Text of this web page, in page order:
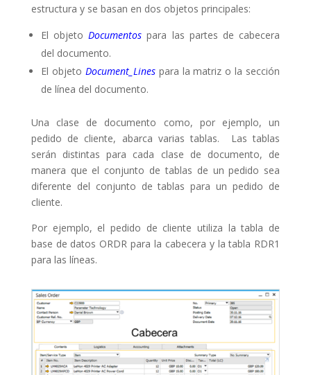
estructura y se basan en dos objetos principales:
El objeto Documentos para las partes de cabecera
del documento.
El objeto Document_Lines para la matriz o la sección
de línea del documento.
Una clase de documento como, por ejemplo, un
pedido de cliente, abarca varias tablas. Las tablas
serán distintas para cada clase de documento, de
manera que el conjunto de tablas de un pedido sea
diferente del conjunto de tablas para un pedido de
cliente.
Por ejemplo, el pedido de cliente utiliza la tabla de
base de datos ORDR para la cabecera y la tabla RDR1
para las líneas.